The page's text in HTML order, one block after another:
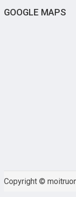
GOOGLE MAPS
Copyright ©